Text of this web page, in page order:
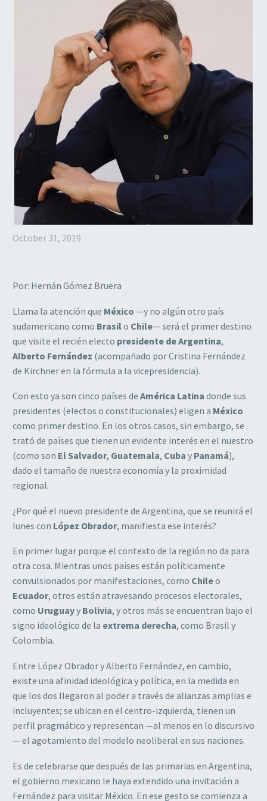
October 31, 2019
Por: Hernán Gómez Bruera
Llama la atención que México —y no algún otro país
sudamericano como Brasil o Chile— será el primer destino
que visite el recién electo presidente de Argentina,
Alberto Fernández (acompañado por Cristina Fernández
de Kirchner en la fórmula a la vicepresidencia).
Con esto ya son cinco países de América Latina donde sus
presidentes (electos o constitucionales) eligen a México
como primer destino. En los otros casos, sin embargo, se
trató de países que tienen un evidente interés en el nuestro
(como son El Salvador, Guatemala, Cuba y Panamá),
dado el tamaño de nuestra economía y la proximidad
regional.
¿Por qué el nuevo presidente de Argentina, que se reunirá el
lunes con López Obrador, manifiesta ese interés?
En primer lugar porque el contexto de la región no da para
otra cosa. Mientras unos países están políticamente
convulsionados por manifestaciones, como Chileo
Ecuador, otros están atravesando procesos electorales,
como Uruguayy Bolivia, y otros más se encuentran bajo el
signo ideológico de la extrema derecha, como Brasil y
Colombia.
Entre López Obrador y Alberto Fernández, en cambio,
existe una afinidad ideológica y política, en la medida en
que los dos llegaron al poder a través de alianzas amplias e
incluyentes; se ubican en el centro-izquierda, tienen un
perfil pragmático y representan —al menos en lo discursivo
— el agotamiento del modelo neoliberal en sus naciones.
Es de celebrarse que después de las primarias en Argentina,
el gobierno mexicano le haya extendido una invitación a
Fernández para visitar México. En ese gesto se comienza a